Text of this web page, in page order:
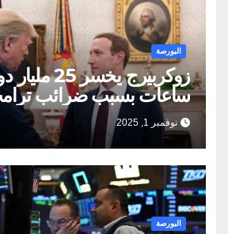
البورصة
زوكربيرج يخسر
ساعات بسبب ضرائب
نوفمبر 1, 2025
البورصة